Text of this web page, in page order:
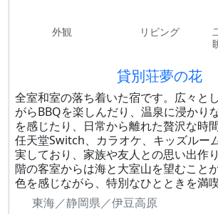
外観 リビング
貸別荘夢の花
全室和室の落ち着いた宿です。広々と
がらBBQを楽しんだり、温泉に浸かり
を感じたり、日常から離れた贅沢な時
任天堂Switch、カラオケ、キッズルー
実しており、家族や友人との思い出作
階の客室からは海と大室山を望むこと
色を感じながら、特別なひとときを満喫
東海／静岡県／伊豆高原